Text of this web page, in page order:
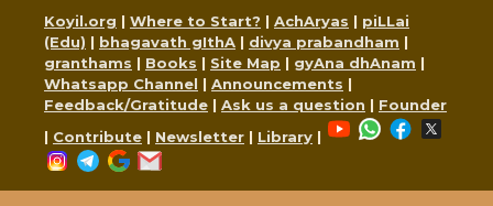
content
Koyil.org | Where to Start? | AchAryas | piLLai
(Edu) | bhagavath gIthA | divya prabandham |
granthams | Books | Site Map | gyAna dhAnam |
Whatsapp Channel | Announcements |
Feedback/Gratitude | Ask us a question | Founder
| Contribute | Newsletter | Library |
YouTubeWhatsApp
Facebook
Instagram
Telegram
Google